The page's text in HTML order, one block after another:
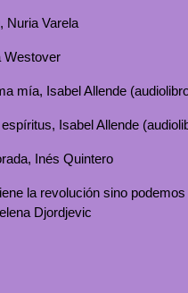
Nuria Varela
Westover
mía, Isabel Allende
Isabel Allende
Inés Quintero
la revolución sino podemos
Djordjevic